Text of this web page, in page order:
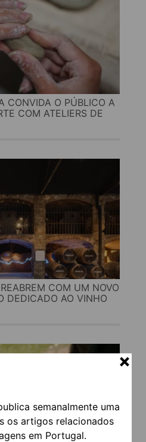
semanalmente uma
os artigos relacionados
em Portugal.
CONVIDA O PÚBLICO A
COM ATELIERS DE
COM UM NOVO
DEDICADO AO VINHO